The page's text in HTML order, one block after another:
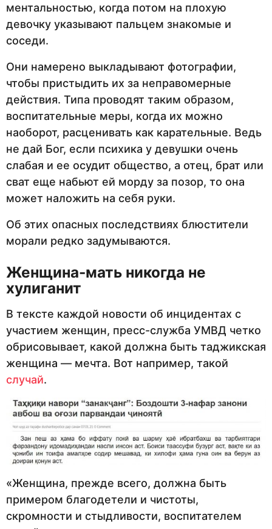
ментальностью, когда потом на плохую
девочку указывают пальцем знакомые и
соседи.
Они намерено выкладывают фотографии,
чтобы пристыдить их за неправомерные
действия. Типа проводят таким образом,
воспитательные меры, когда их можно
наоборот, расценивать как карательные. Ведь
не дай Бог, если психика у девушки очень
слабая и ее осудит общество, а отец, брат или
сват еще набьют ей морду за позор, то она
может наложить на себя руки.
Об этих опасных последствиях блюстители
морали редко задумываются.
Женщина-мать никогда не
хулиганит
В тексте каждой новости об инцидентах с
участием женщин, пресс-служба УМВД четко
обрисовывает, какой должна быть таджикская
женщина — мечта. Вот например, такой
случай.
«Женщина, прежде всего, должна быть
примером благодетели и чистоты,
скромности и стыдливости, воспитателем